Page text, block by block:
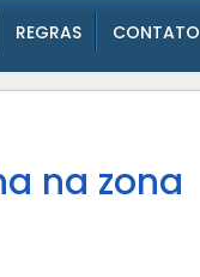
REGRAS CONTATO
na zona